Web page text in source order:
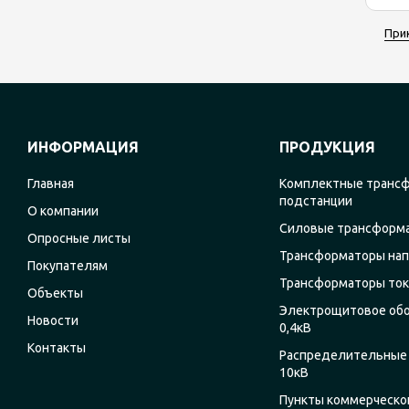
ИНФОРМАЦИЯ
Главная
О компании
Опросные листы
Покупателям
Объекты
Новости
Контакты
ПРОДУКЦИЯ
Комплектные
подстанции
Силовые
Трансформаторы
Трансформаторы
Электрощитовое
0,4кВ
Распределительные
10кВ
Пункты